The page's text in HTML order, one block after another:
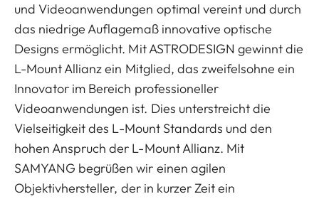
und Videoanwendungen optimal vereint und durch
das niedrige Auflagemaß innovative optische
Designs ermöglicht. Mit ASTRODESIGN gewinnt die
L-Mount Allianz ein Mitglied, das zweifelsohne ein
Innovator im Bereich professioneller
Videoanwendungen ist. Dies unterstreicht die
Vielseitigkeit des L-Mount Standards und den
hohen Anspruch der L-Mount Allianz. Mit
SAMYANG begrüßen wir einen agilen
Objektivhersteller, der in kurzer Zeit ein